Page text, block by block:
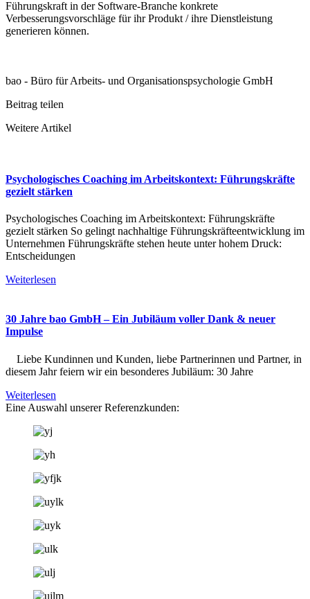
Führungskraft in der Software-Branche konkrete
Verbesserungsvorschläge für ihr Produkt / ihre Dienstleistung
generieren können.
bao - Büro für Arbeits- und Organisationspsychologie GmbH
Beitrag teilen
Weitere Artikel
Psychologisches Coaching im Arbeitskontext: Führungskräfte
gezielt stärken
Psychologisches Coaching im Arbeitskontext: Führungskräfte
gezielt stärken So gelingt nachhaltige Führungskräfteentwicklung im
Unternehmen Führungskräfte stehen heute unter hohem Druck:
Entscheidungen
Weiterlesen
30 Jahre bao GmbH – Ein Jubiläum voller Dank & neuer
Impulse
Liebe Kundinnen und Kunden, liebe Partnerinnen und Partner, in
diesem Jahr feiern wir ein besonderes Jubiläum: 30 Jahre
Weiterlesen
Eine Auswahl unserer Referenzkunden: